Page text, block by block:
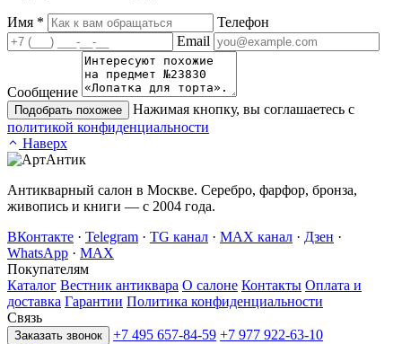
Имя *
Телефон
Email
Сообщение
Подобрать похожее
Нажимая кнопку, вы соглашаетесь с
политикой конфиденциальности
Наверх
Антикварный салон в Москве. Серебро, фарфор, бронза,
живопись и книги — с 2004 года.
ВКонтакте · Telegram · TG канал · MAX канал · Дзен ·
WhatsApp · MAX
Покупателям
Каталог Вестник антиквара О салоне Контакты Оплата и
доставка Гарантии Политика конфиденциальности
Связь
Заказать звонок +7 495 657-84-59 +7 977 922-63-10